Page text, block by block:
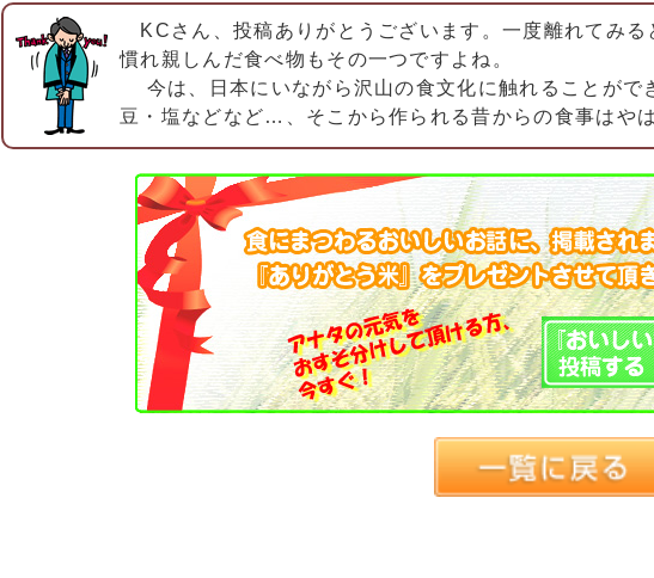
KCさん、投稿ありがとうございます。一度離れてみる
慣れ親しんだ食べ物もその一つですよね。
今は、日本にいながら沢山の食文化に触れることがで
豆・塩などなど…、そこから作られる昔からの食事はや